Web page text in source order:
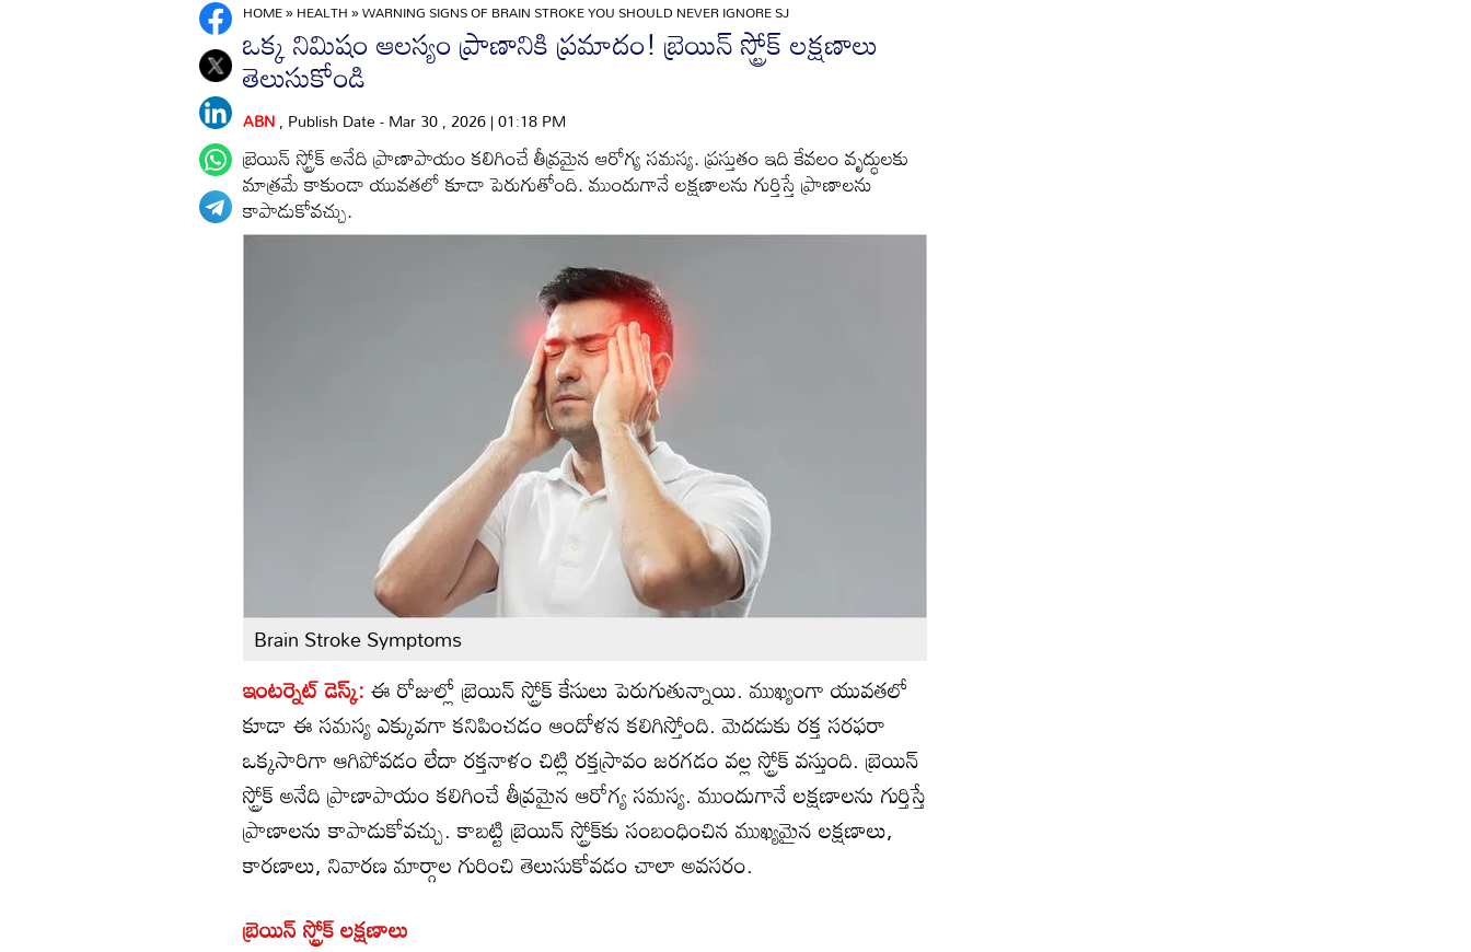
HOME»HEALTH»WARNING SIGNS OF BRAIN STROKE YOU SHOULD NEVER IGNORE SJ
ఒక్క నిమిషం ఆలస్యం ప్రాణానికి ప్రమాదం! బ్రెయిన్ స్ట్రోక్ లక్షణాలు
తెలుసుకోండి
ABN, Publish Date - Mar 30 , 2026 | 01:18 PM
బ్రెయిన్ స్ట్రోక్ అనేది ప్రాణాపాయం కలిగించే తీవ్రమైన ఆరోగ్య సమస్య. ప్రస్తుతం ఇది కేవలం వృద్ధులకు
మాత్రమే కాకుండా యువతలో కూడా పెరుగుతోంది. ముందుగానే లక్షణాలను గుర్తిస్తే ప్రాణాలను
కాపాడుకోవచ్చు.
Brain Stroke Symptoms
ఇంటర్నెట్ డెస్క్:ఈ రోజుల్లో బ్రెయిన్ స్ట్రోక్ కేసులు పెరుగుతున్నాయి. ముఖ్యంగా యువతలో
కూడా ఈ సమస్య ఎక్కువగా కనిపించడం ఆందోళన కలిగిస్తోంది. మెదడుకు రక్త సరఫరా
ఒక్కసారిగా ఆగిపోవడం లేదా రక్తనాళం చిట్లి రక్తస్రావం జరగడం వల్ల స్ట్రోక్ వస్తుంది. బ్రెయిన్
స్ట్రోక్ అనేది ప్రాణాపాయం కలిగించే తీవ్రమైన ఆరోగ్య సమస్య. ముందుగానే లక్షణాలను గుర్తిస్తే
ప్రాణాలను కాపాడుకోవచ్చు. కాబట్టి బ్రెయిన్ స్ట్రోక్‌కు సంబంధించిన ముఖ్యమైన లక్షణాలు,
కారణాలు, నివారణ మార్గాల గురించి తెలుసుకోవడం చాలా అవసరం.
బ్రెయిన్ స్ట్రోక్ లక్షణాలు